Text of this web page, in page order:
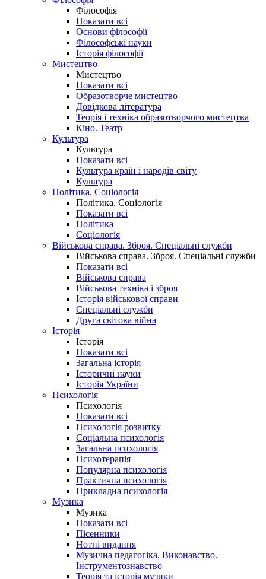
Філософія
Показати всі
Основи філософії
Філософські науки
Історія філософії
Мистецтво
Мистецтво
Показати всі
Образотворче мистецтво
Довідкова література
Теорія і техніка образотворчого мистецтва
Кіно. Театр
Культура
Культура
Показати всі
Культура країн і народів світу
Культура
Політика. Соціологія
Політика. Соціологія
Показати всі
Політика
Соціологія
Військова справа. Зброя. Спеціальні служби
Військова справа. Зброя. Спеціальні служби
Показати всі
Військова справа
Військова техніка і зброя
Історія військової справи
Спеціальні служби
Друга світова війна
Історія
Історія
Показати всі
Загальна історія
Історичні науки
Історія України
Психологія
Психологія
Показати всі
Психологія розвитку
Соціальна психологія
Загальна психологія
Психотерапія
Популярна психологія
Практична психологія
Прикладна психологія
Музика
Музика
Показати всі
Пісенники
Нотні видання
Музична педагогіка. Виконавство.
Інструментознавство
Теорія та історія музики